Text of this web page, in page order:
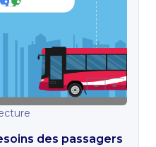
des passagers